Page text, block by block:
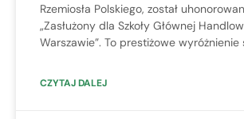
Rzemiosła Polskiego, został
„Zasłużony dla Szkoły Głównej
Warszawie”. To prestiżowe wyróżnienie
CZYTAJ DALEJ